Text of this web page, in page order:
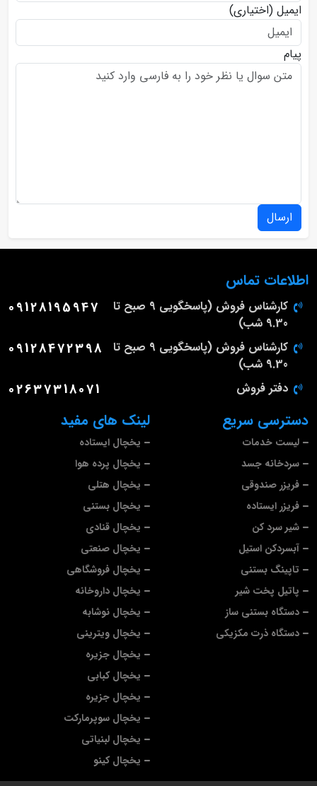
ایمیل (اختیاری)
پیام
ارسال
لینک های مفید
یخچال ایستاده
یخچال پرده هوا
یخچال هتلی
یخچال بستنی
یخچال قنادی
یخچال صنعتی
یخچال فروشگاهی
یخچال داروخانه
یخچال نوشابه
یخچال ویترینی
یخچال جزیره
یخچال کبابی
یخچال جزیره
یخچال سوپرمارکت
یخچال لبنیاتی
یخچال کینو
دسترسی سریع
لیست خدمات
سردخانه جسد
فریزر صندوقی
فریزر ایستاده
شیر سرد کن
آبسردکن استیل
تاپینگ بستنی
پاتیل پخت شیر
دستگاه بستنی ساز
دستگاه ذرت مکزیکی
اطلاعات تماس
کارشناس فروش (پاسخگویی 9 صبح تا
9.30 شب)
09128195947
کارشناس فروش (پاسخگویی 9 صبح تا
9.30 شب)
09128472398
دفتر فروش 02637318071